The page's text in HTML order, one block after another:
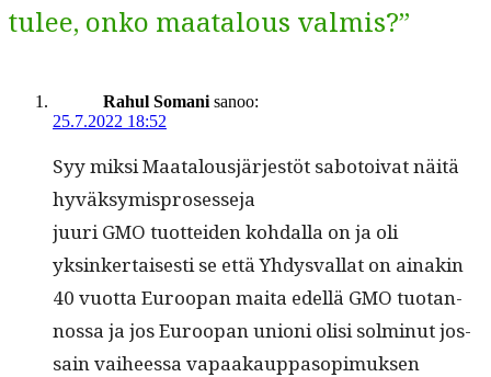
tulee, onko maatalous valmis?”
Rahul Somani sanoo:
25.7.2022 18:52
Syy mik­si Maat­alousjär­jestöt sabotoi­vat näitä
hyväksymisprosesseja
juuri GMO tuot­tei­den kohdal­la on ja oli
yksinker­tais­es­ti se että Yhdys­val­lat on ainakin
40 vuot­ta Euroopan mai­ta edel­lä GMO tuotan­
nos­sa ja jos Euroopan unioni olisi solmin­ut jos­
sain vai­heessa vapaakaup­pa­sopimuk­sen